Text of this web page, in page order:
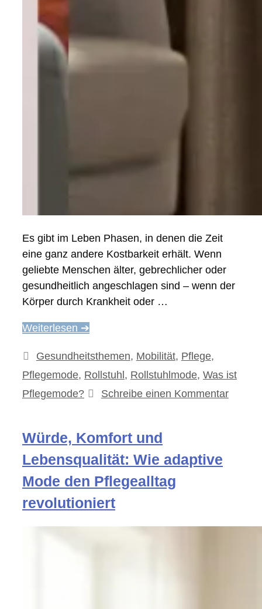
Es gibt im Leben Phasen, in denen die Zeit
eine ganz andere Kostbarkeit erhält. Wenn
geliebte Menschen älter, gebrechlicher oder
gesundheitlich angeschlagen sind – wenn der
Körper durch Krankheit oder …
Weiterlesen ➔
Kategorien
Gesundheitsthemen, Mobilität, Pflege,
Pflegemode, Rollstuhl , Rollstuhlmode, Was ist
Pflegemode?
Schreibe einen Kommentar
Würde, Komfort und
Lebensqualität: Wie adaptive
Mode den Pflegealltag
revolutioniert